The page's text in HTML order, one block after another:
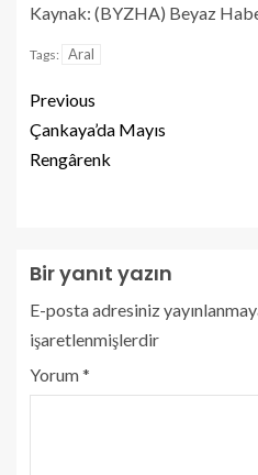
Kaynak: (BYZHA) Beyaz
Tags: Aral
Previous
Çankaya’da Mayıs
Rengârenk
Bir yanıt yazın
E-posta adresiniz
işaretlenmişlerdir
Yorum*